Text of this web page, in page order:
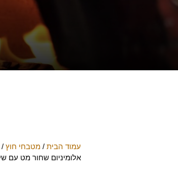
עמוד הבית / מטבחי חוץ /
אלומיניום שחור מט עם